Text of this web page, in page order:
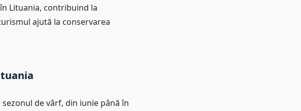
Lituania, contribuind la
ajută la conservarea
de vârf, din iunie până în